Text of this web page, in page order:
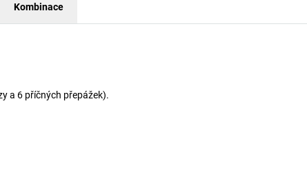
Kombinace
a 6 příčných přepážek).